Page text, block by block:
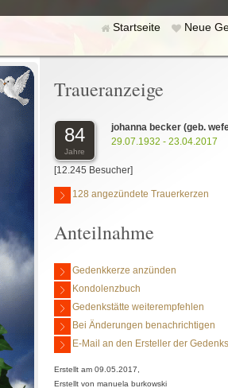
Startseite Neue
Traueranzeige
84
Jahre
johanna becker (geb.
29.07.1932 - 23.04.2017
[12.245 Besucher]
128 angezündete Trauerkerzen
Anteilnahme
Gedenkkerze anzünden
Kondolenzbuch
Gedenkstätte weiterempfehlen
Bei Änderungen benachrichtigen
E-Mail an den Ersteller der
Erstellt am 09.05.2017,
Erstellt von manuela burkowski